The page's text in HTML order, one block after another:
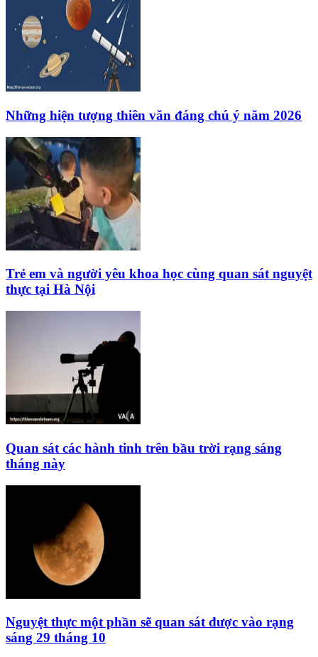
Những hiện tượng thiên văn đáng chú ý năm 2026
Trẻ em và người yêu khoa học cùng quan sát nguyệt
thực tại Hà Nội
Quan sát các hành tinh trên bầu trời rạng sáng
tháng này
Nguyệt thực một phần sẽ quan sát được vào rạng
sáng 29 tháng 10